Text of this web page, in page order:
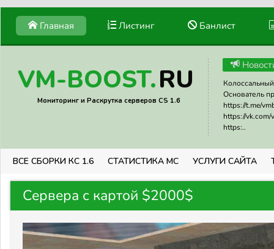
Главная Листинг Банлист
VM-BOOST.RU
Мониторинг и Раскрутка серверов CS 1.6
Основатель
https://t.me/
https://vk.com/
https:..
ВСЕ СБОРКИ КС 1.6 СТАТИСТИКА МС УСЛУГИ САЙТА
Сервера с картой $2000$